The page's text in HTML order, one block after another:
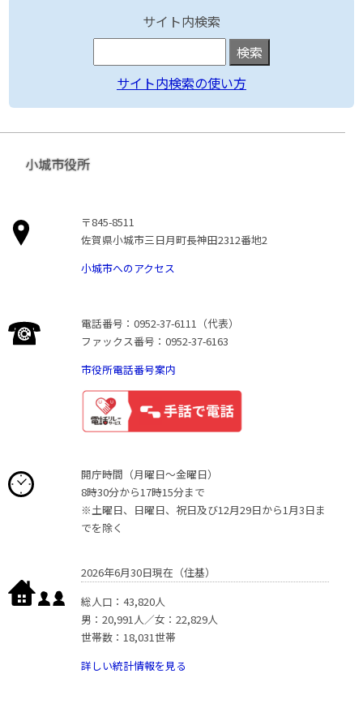
サイト内検索
サイト内検索の使い方
小城市役所
〒845-8511
佐賀県小城市三日月町長神田2312番地2
小城市へのアクセス
電話番号：0952-37-6111（代表）
ファックス番号：0952-37-6163
市役所電話番号案内
開庁時間（月曜日〜金曜日）
8時30分から17時15分まで
※土曜日、日曜日、祝日及び12月29日から1月3日ま
でを除く
2026年6月30日現在（住基）
総人口：43,820人
男：20,991人／女：22,829人
世帯数：18,031世帯
詳しい統計情報を見る